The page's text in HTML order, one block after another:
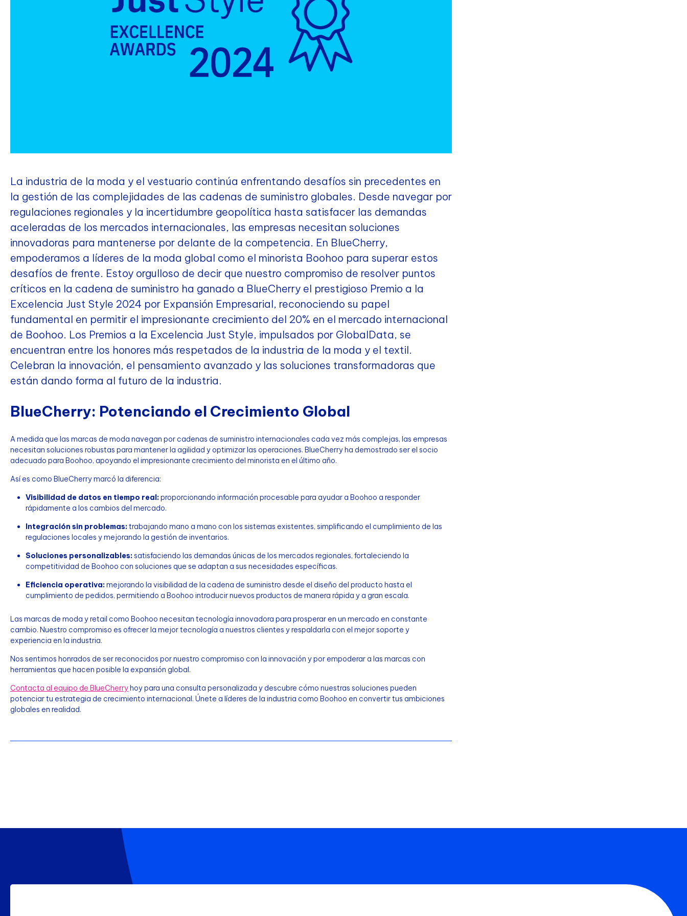
La industria de la moda y el vestuario continúa enfrentando desafíos sin precedentes en
la gestión de las complejidades de las cadenas de suministro globales. Desde navegar por
regulaciones regionales y la incertidumbre geopolítica hasta satisfacer las demandas
aceleradas de los mercados internacionales, las empresas necesitan soluciones
innovadoras para mantenerse por delante de la competencia. En BlueCherry,
empoderamos a líderes de la moda global como el minorista Boohoo para superar estos
desafíos de frente. Estoy orgulloso de decir que nuestro compromiso de resolver puntos
críticos en la cadena de suministro ha ganado a BlueCherry el prestigioso Premio a la
Excelencia Just Style 2024 por Expansión Empresarial, reconociendo su papel
fundamental en permitir el impresionante crecimiento del 20% en el mercado internacional
de Boohoo. Los Premios a la Excelencia Just Style, impulsados por GlobalData, se
encuentran entre los honores más respetados de la industria de la moda y el textil.
Celebran la innovación, el pensamiento avanzado y las soluciones transformadoras que
están dando forma al futuro de la industria.
BlueCherry: Potenciando el Crecimiento Global
A medida que las marcas de moda navegan por cadenas de suministro internacionales cada vez más complejas, las empresas
necesitan soluciones robustas para mantener la agilidad y optimizar las operaciones. BlueCherry ha demostrado ser el socio
adecuado para Boohoo, apoyando el impresionante crecimiento del minorista en el último año.
Así es como BlueCherry marcó la diferencia:
Visibilidad de datos en tiempo real:proporcionando información procesable para ayudar a Boohoo a responder
rápidamente a los cambios del mercado.
Integración sin problemas:trabajando mano a mano con los sistemas existentes, simplificando el cumplimiento de las
regulaciones locales y mejorando la gestión de inventarios.
Soluciones personalizables:satisfaciendo las demandas únicas de los mercados regionales, fortaleciendo la
competitividad de Boohoo con soluciones que se adaptan a sus necesidades específicas.
Eficiencia operativa:mejorando la visibilidad de la cadena de suministro desde el diseño del producto hasta el
cumplimiento de pedidos, permitiendo a Boohoo introducir nuevos productos de manera rápida y a gran escala.
Las marcas de moda y retail como Boohoo necesitan tecnología innovadora para prosperar en un mercado en constante
cambio. Nuestro compromiso es ofrecer la mejor tecnología a nuestros clientes y respaldarla con el mejor soporte y
experiencia en la industria.
Nos sentimos honrados de ser reconocidos por nuestro compromiso con la innovación y por empoderar a las marcas con
herramientas que hacen posible la expansión global.
Contacta al equipo de BlueCherryhoy para una consulta personalizada y descubre cómo nuestras soluciones pueden
potenciar tu estrategia de crecimiento internacional. Únete a líderes de la industria como Boohoo en convertir tus ambiciones
globales en realidad.